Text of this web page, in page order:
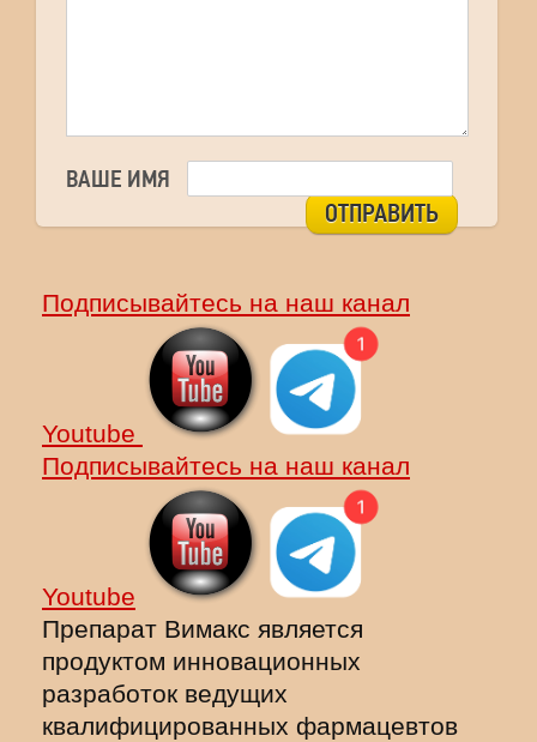
ВАШЕ ИМЯ
ОТПРАВИТЬ
Подписывайтесь на наш канал
Youtube
Подписывайтесь на наш канал
Youtube
Препарат Вимакс является
продуктом инновационных
разработок ведущих
квалифицированных фармацевтов